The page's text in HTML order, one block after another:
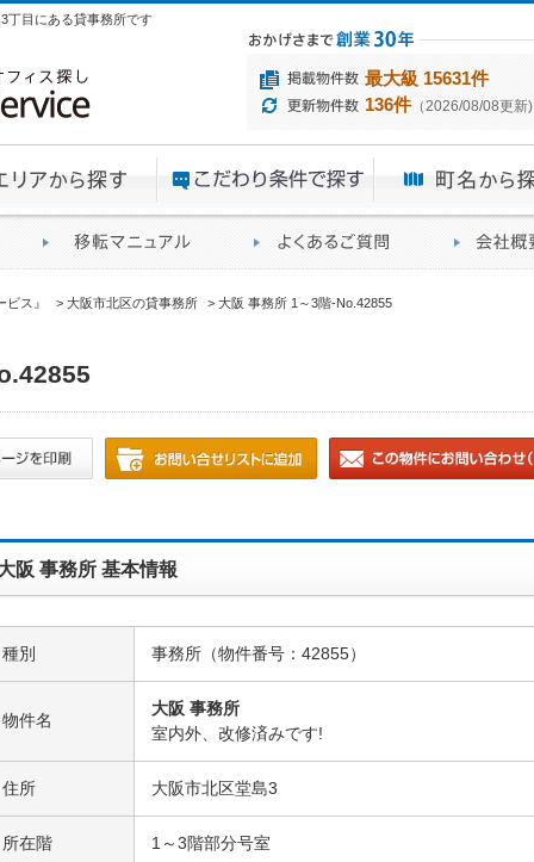
丁目にある貸事務所です
最大級 15631件
136件（2026/08/08更新)
ス』 大阪市北区の貸事務所 大阪 事務所 1～3階-No.42855
阪 事務所 基本情報
種別 事務所（物件番号：42855）
物件名
大阪 事務所
室内外、改修済みです!
住所 大阪市北区堂島3
所在階 1～3階部分号室